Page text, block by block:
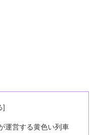
運営する黄色い列車